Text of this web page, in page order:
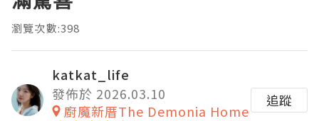
瀏覽次數:398
katkat_life
發佈於 2026.03.10
廚魔新厝The Demonia Home
追蹤